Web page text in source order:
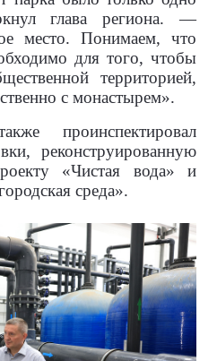
глава региона. —
место. Понимаем, что
для того, чтобы
территорией,
с монастырем».
проинспектировал
реконструированную
«Чистая вода» и
среда».